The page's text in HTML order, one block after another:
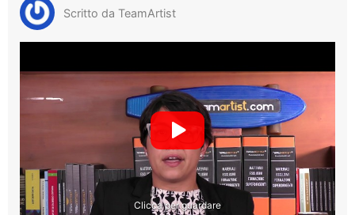
Scritto da TeamArtist
Clicca per guardare